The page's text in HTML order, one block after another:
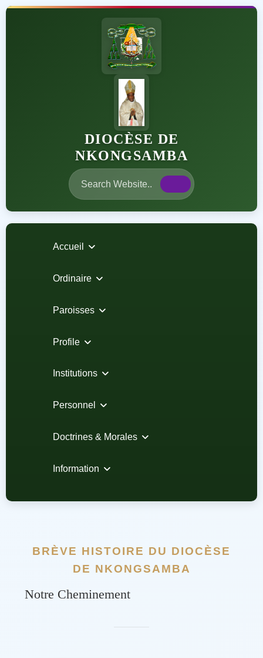
DIOCÈSE DE
NKONGSAMBA
Accueil
Ordinaire
Paroisses
Profile
Institutions
Personnel
Doctrines & Morales
Information
BRÈVE HISTOIRE DU DIOCÈSE
DE NKONGSAMBA
Notre Cheminement